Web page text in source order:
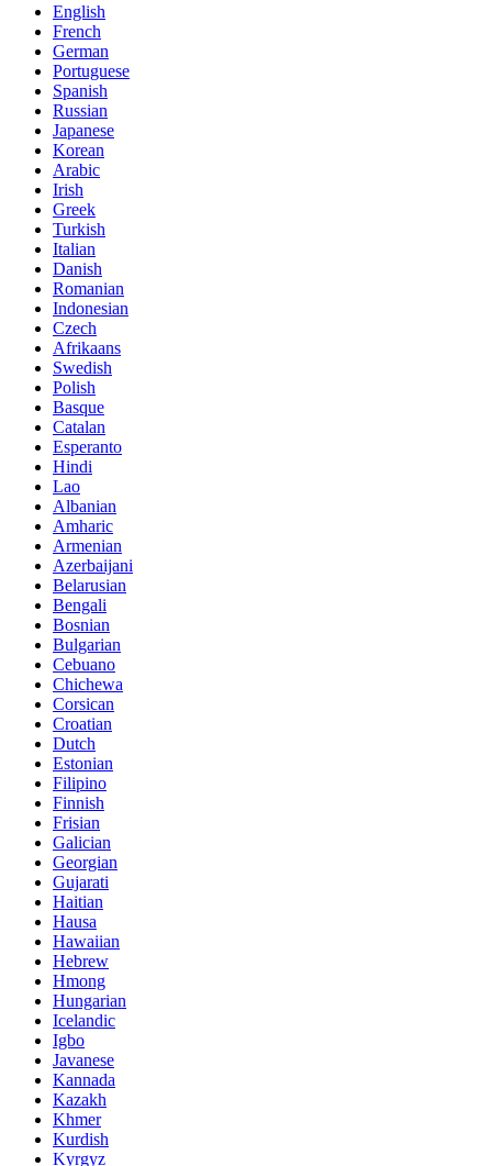
English
French
German
Portuguese
Spanish
Russian
Japanese
Korean
Arabic
Irish
Greek
Turkish
Italian
Danish
Romanian
Indonesian
Czech
Afrikaans
Swedish
Polish
Basque
Catalan
Esperanto
Hindi
Lao
Albanian
Amharic
Armenian
Azerbaijani
Belarusian
Bengali
Bosnian
Bulgarian
Cebuano
Chichewa
Corsican
Croatian
Dutch
Estonian
Filipino
Finnish
Frisian
Galician
Georgian
Gujarati
Haitian
Hausa
Hawaiian
Hebrew
Hmong
Hungarian
Icelandic
Igbo
Javanese
Kannada
Kazakh
Khmer
Kurdish
Kyrgyz